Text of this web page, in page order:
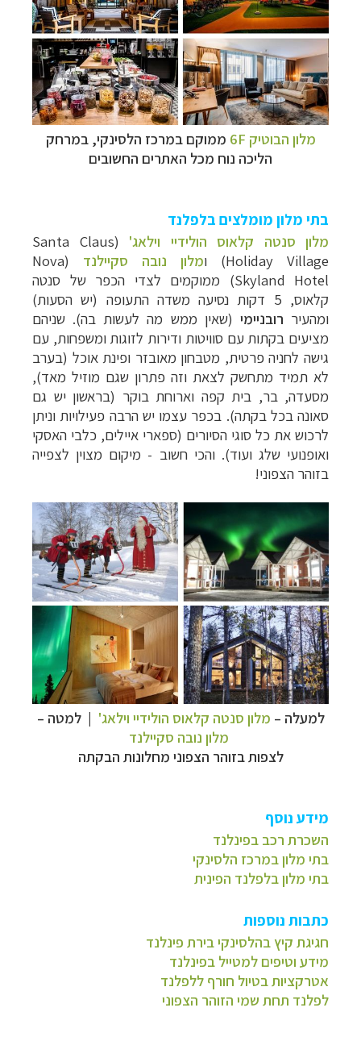
מלון הבוטיק 6F
ממוקם במרכז הלסינקי, במרחק
הליכה נוח מכל האתרים החשובים
בתי מלון מומלצים בלפלנד
מלון סנטה קלאוס הולידיי וילאג' (
Santa Claus
Holiday Village) ומלון נובה סקיילנד (
Nova
Skyland Hotel) ממוקמים לצדי הכפר של סנטה
קלאוס, 5 דקות נסיעה משדה התעופה (יש הסעות)
ומהעיר רובניימי (שאין ממש מה לעשות בה). שניהם
מציעים בקתות עם סוויטות ודירות לזוגות ומשפחות, עם
גישה לחניה פרטית, מטבחון מאובזר ופינת אוכל (בערב
לא תמיד מתחשק לצאת וזה פתרון שגם מוזיל מאד),
מסעדה, בר, בית קפה וארוחת בוקר (בראשון יש גם
סאונה בכל בקתה). בכפר עצמו יש הרבה פעילויות וניתן
לרכוש את כל סוגי הסיורים (ספארי איילים, כלבי האסקי
ואופנועי שלג ועוד). והכי חשוב - מיקום מצוין לצפייה
בזוהר הצפוני!
למעלה – מלון סנטה קלאוס הולידיי וילאג' | למטה –
מלון נובה סקיילנד
לצפות בזוהר הצפוני מחלונות הבקתה
מידע נוסף
השכרת רכב בפינלנד
בתי מלון במרכז הלסינקי
בתי מלון בלפלנד הפינית
כתבות נוספות
חגיגת קיץ בהלסינקי בירת פינלנד
מידע וטיפים למטייל בפינלנד
אטרקציות בטיול חורף ללפלנד
לפלנד תחת שמי הזוהר הצפוני